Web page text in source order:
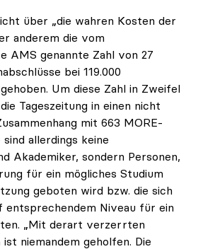
über „die wahren Kosten der
anderem die vom
AMS genannte Zahl von 27
bei 119.000
Um diese Zahl in Zweifel
Tageszeitung in einen nicht
mit 663 MORE-
allerdings keine
Akademiker, sondern Personen,
für ein mögliches Studium
geboten wird bzw. die sich
entsprechendem Niveau für ein
„Mit derart verzerrten
niemandem geholfen. Die